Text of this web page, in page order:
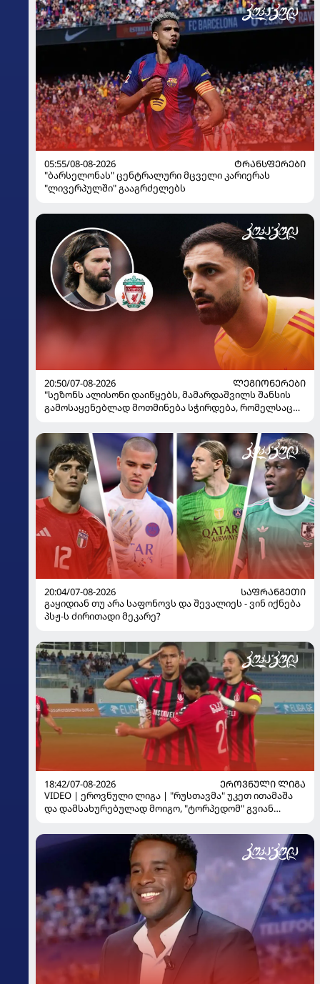
05:55/08-08-2026
ᲢᲠᲐᲜᲡᲤᲔᲠᲔᲑᲘ
"ბარსელონას" ცენტრალური მცველი კარიერას
"ლივერპულში" გააგრძელებს
20:50/07-08-2026
ᲚᲔᲒᲘᲝᲜᲔᲠᲔᲑᲘ
"სეზონს ალისონი დაიწყებს, მამარდაშვილს შანსის
გამოსაყენებლად მოთმინება სჭირდება, რომელსაც
ყოფილმა მეკარემ
20:04/07-08-2026
ᲡᲐᲤᲠᲐᲜᲒᲔᲗᲘ
გაყიდიან თუ არა საფონოვს და შევალიეს - ვინ იქნება
პსჟ-ს ძირითადი მეკარე?
18:42/07-08-2026
ᲔᲠᲝᲕᲜᲣᲚᲘ ᲚᲘᲒᲐ
VIDEO | ეროვნული ლიგა | "რუსთავმა" უკეთ ითამაშა
და დამსახურებულად მოიგო, "ტორპედომ" გვიან